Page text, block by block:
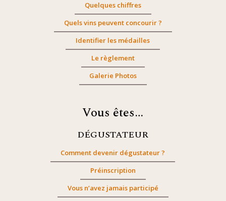
Quelques chiffres
Quels vins peuvent concourir ?
Identifier les médailles
Le règlement
Galerie Photos
Vous êtes…
DÉGUSTATEUR
Comment devenir dégustateur ?
Préinscription
Vous n’avez jamais participé